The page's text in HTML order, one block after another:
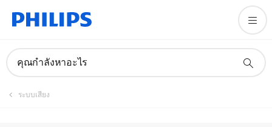
คุณกำลังหาอะไร
ระบบเสียง
คู่มือและเอกสาร